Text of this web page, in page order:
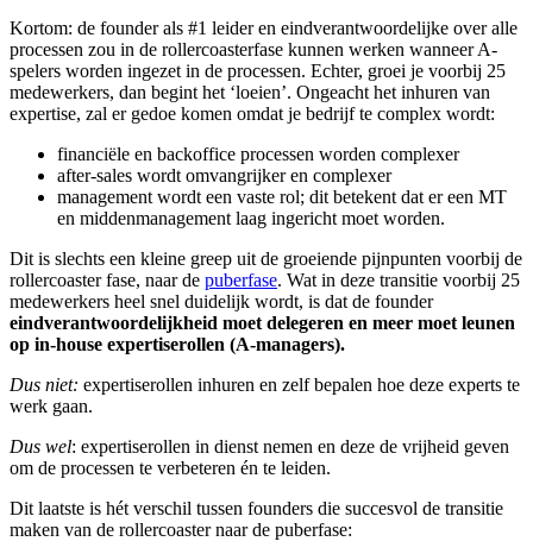
Kortom: de founder als #1 leider en eindverantwoordelijke over alle
processen zou in de rollercoasterfase kunnen werken wanneer A-
spelers worden ingezet in de processen. Echter, groei je voorbij 25
medewerkers, dan begint het ‘loeien’. Ongeacht het inhuren van
expertise, zal er gedoe komen omdat je bedrijf te complex wordt:
financiële en backoffice processen worden complexer
after-sales wordt omvangrijker en complexer
management wordt een vaste rol; dit betekent dat er een MT
en middenmanagement laag ingericht moet worden.
Dit is slechts een kleine greep uit de groeiende pijnpunten voorbij de
rollercoaster fase, naar de puberfase. Wat in deze transitie voorbij 25
medewerkers heel snel duidelijk wordt, is dat de founder
eindverantwoordelijkheid moet delegeren en meer moet leunen
op in-house expertiserollen (A-managers).
Dus niet: expertiserollen inhuren en zelf bepalen hoe deze experts te
werk gaan.
Dus wel: expertiserollen in dienst nemen en deze de vrijheid geven
om de processen te verbeteren én te leiden.
Dit laatste is hét verschil tussen founders die succesvol de transitie
maken van de rollercoaster naar de puberfase: